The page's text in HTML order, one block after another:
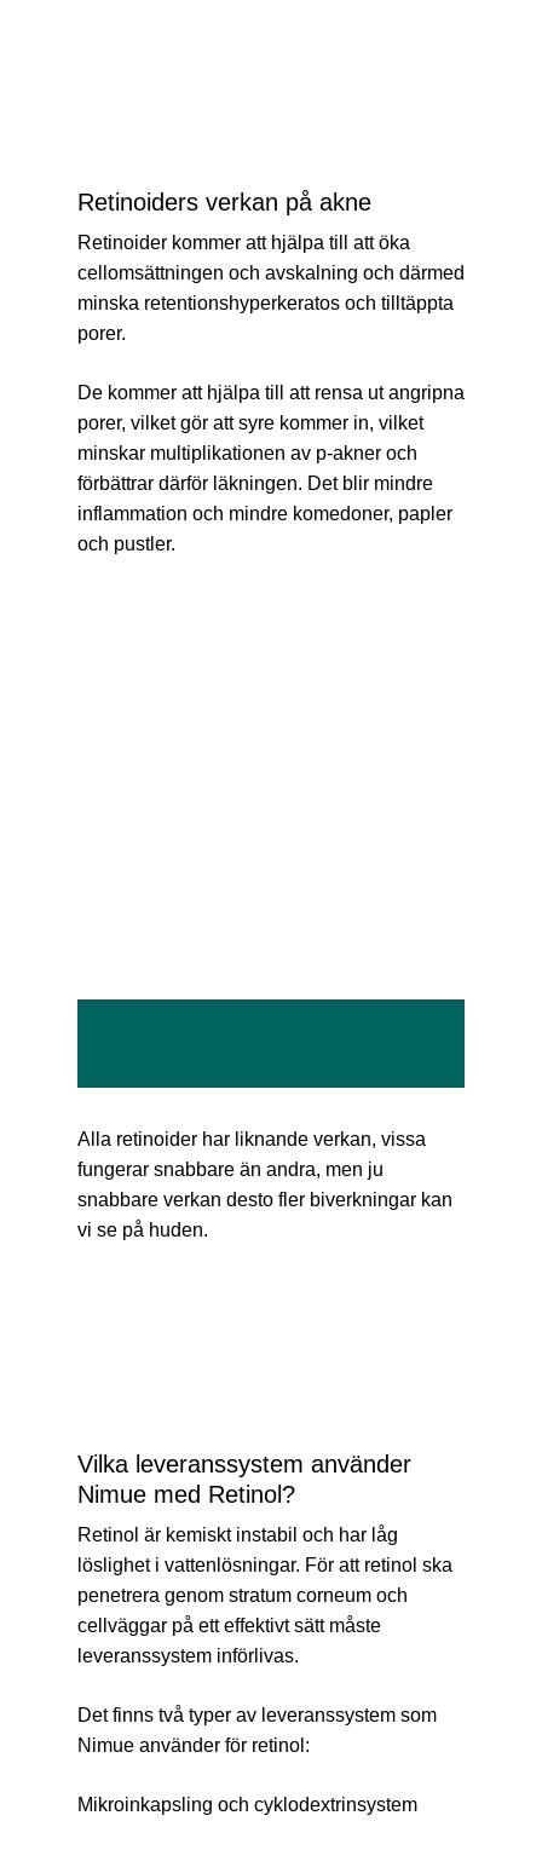
Retinoiders verkan på akne
Retinoider kommer att hjälpa till att öka
cellomsättningen och avskalning och därmed
minska retentionshyperkeratos och tilltäppta
porer.
De kommer att hjälpa till att rensa ut angripna
porer, vilket gör att syre kommer in, vilket
minskar multiplikationen av p-akner och
förbättrar därför läkningen. Det blir mindre
inflammation och mindre komedoner, papler
och pustler.
Alla retinoider har liknande verkan, vissa
fungerar snabbare än andra, men ju
snabbare verkan desto fler biverkningar kan
vi se på huden.
Vilka leveranssystem använder
Nimue med Retinol?
Retinol är kemiskt instabil och har låg
löslighet i vattenlösningar. För att retinol ska
penetrera genom stratum corneum och
cellväggar på ett effektivt sätt måste
leveranssystem införlivas.
Det finns två typer av leveranssystem som
Nimue använder för retinol:
Mikroinkapsling och cyklodextrinsystem